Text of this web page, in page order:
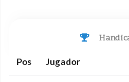
Pos Jugador